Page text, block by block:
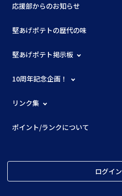
応援部からのお知らせ
堅あげポテトの歴代の味
堅あげポテト掲示板
10周年記念企画！
リンク集
ポイント/ランクについて
ログイン